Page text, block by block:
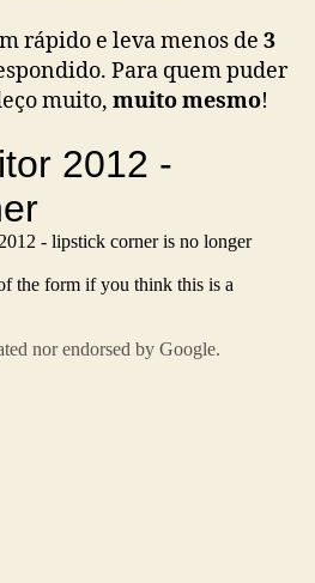
rápido e leva menos de 3
Para quem puder
muito, muito mesmo!